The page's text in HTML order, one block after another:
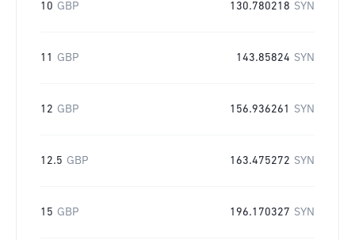
10 GBP 130.780218 SYN
11 GBP 143.85824 SYN
12 GBP 156.936261 SYN
12.5 GBP 163.475272 SYN
15 GBP 196.170327 SYN